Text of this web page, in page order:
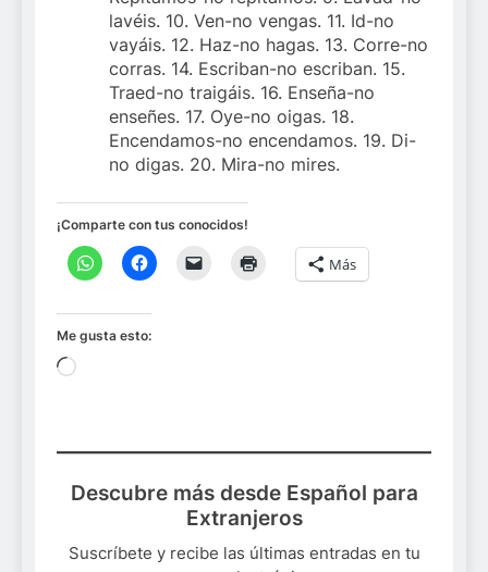
lavéis. 10. Ven-no vengas. 11. Id-no
vayáis. 12. Haz-no hagas. 13. Corre-no
corras. 14. Escriban-no escriban. 15.
Traed-no traigáis. 16. Enseña-no
enseñes. 17. Oye-no oigas. 18.
Encendamos-no encendamos. 19. Di-
no digas. 20. Mira-no mires.
¡Comparte con tus conocidos!
Más
Me gusta esto:
Cargando...
Descubre más desde Español para
Extranjeros
Suscríbete y recibe las últimas entradas en tu